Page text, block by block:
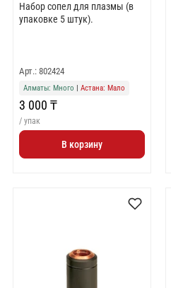
Набор сопел для плазмы (в
упаковке 5 штук).
Арт.: 802424
Алматы: Много Астана: Мало
3 000 ₸
/ упак
В корзину